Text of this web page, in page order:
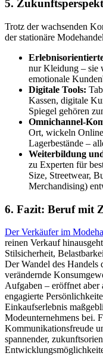
5.
Trotz der wachsenden
der stationäre
nur Kleidung – sie
emotionale
Digitale Tools:
Kassen, digitale
Spiegel gehören
Omnichannel-
Ort, wickeln
Lagerbestände –
Weiterbildung
zu Experten für
Size, Streetwear,
Merchandising)
6. Fazit: Beruf mit
Der Verkäufer im
reinen Verkauf
Stilsicherheit,
Der Wandel des
verändernde
Aufgaben – eröffnet aber
engagierte
Einkaufserlebnis
Modeunternehmens bei.
Kommunikationsfreude
spannender,